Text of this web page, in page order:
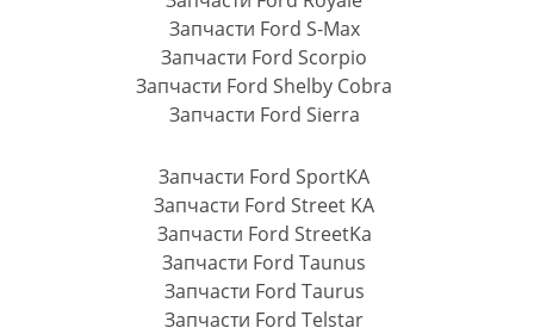
Запчасти Ford S-Max
Запчасти Ford Scorpio
Запчасти Ford Shelby Cobra
Запчасти Ford Sierra
Запчасти Ford SportKA
Запчасти Ford Street KA
Запчасти Ford StreetKa
Запчасти Ford Taunus
Запчасти Ford Taurus
Запчасти Ford Telstar